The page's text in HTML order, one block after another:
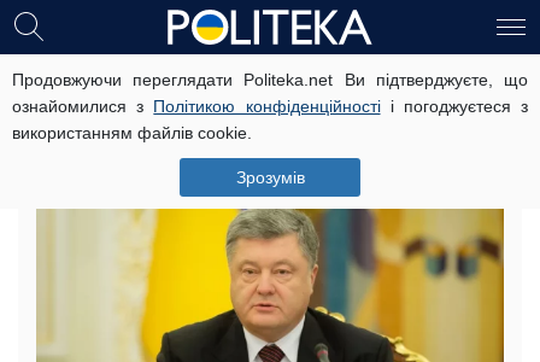
Продовжуючи переглядати Politeka.net Ви підтверджуєте, що
ознайомилися з Політикою конфіденційностіі погоджуєтеся з
використанням файлів cookie.
Зрозумів
Телетайп: що ж із нами стало, згаслі
співгромадяни та співвітчизники?